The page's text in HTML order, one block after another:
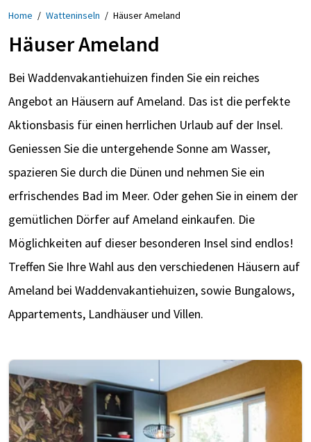
Home / Watteninseln / Häuser Ameland
Häuser Ameland
Bei Waddenvakantiehuizen finden Sie ein reiches
Angebot an Häusern auf Ameland. Das ist die perfekte
Aktionsbasis für einen herrlichen Urlaub auf der Insel.
Geniessen Sie die untergehende Sonne am Wasser,
spazieren Sie durch die Dünen und nehmen Sie ein
erfrischendes Bad im Meer. Oder gehen Sie in einem der
gemütlichen Dörfer auf Ameland einkaufen. Die
Möglichkeiten auf dieser besonderen Insel sind endlos!
Treffen Sie Ihre Wahl aus den verschiedenen Häusern auf
Ameland bei Waddenvakantiehuizen, sowie Bungalows,
Appartements, Landhäuser und Villen.